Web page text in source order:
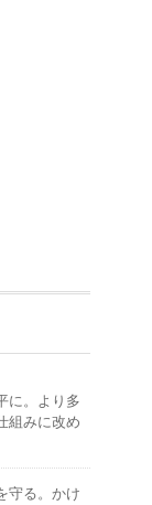
に。より多
組みに改め
守る。かけ